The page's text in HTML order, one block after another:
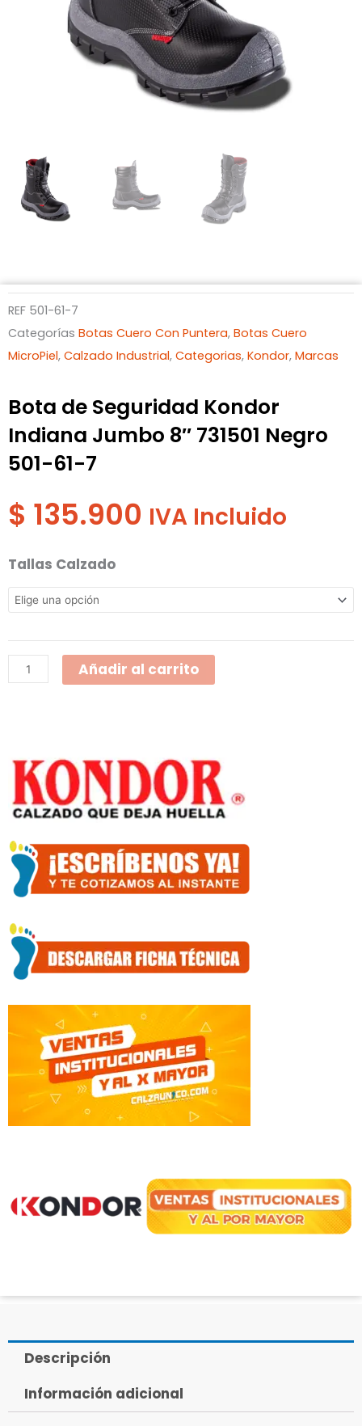
REF 501-61-7
Categorías Botas Cuero Con Puntera, Botas Cuero
MicroPiel, Calzado Industrial, Categorias, Kondor, Marcas
Bota de Seguridad Kondor
Indiana Jumbo 8″ 731501 Negro
501-61-7
$ 135.900 IVA Incluido
Tallas Calzado
Bota
de
Seguridad
Indiana
Jumbo
501-
61-
7
Añadir al carrito
Descripción
Información adicional